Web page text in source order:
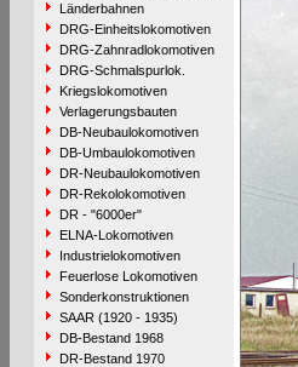
Länderbahnen
DRG-Einheitslokomotiven
DRG-Zahnradlokomotiven
DRG-Schmalspurlok.
Kriegslokomotiven
Verlagerungsbauten
DB-Neubaulokomotiven
DB-Umbaulokomotiven
DR-Neubaulokomotiven
DR-Rekolokomotiven
DR - "6000er"
ELNA-Lokomotiven
Industrielokomotiven
Feuerlose Lokomotiven
Sonderkonstruktionen
SAAR (1920 - 1935)
DB-Bestand 1968
DR-Bestand 1970